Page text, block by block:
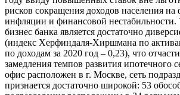
рисков сокращения доходов населения на
инфляции и финансовой нестабильности.
бизнес банка является достаточно
(индекс Херфиндаля-Хиршмана по
по доходам за 2020 год – 0,23), что
замедления темпов развития ипотечного
офис расположен в г. Москве, сеть
признается достаточно широкой: 53